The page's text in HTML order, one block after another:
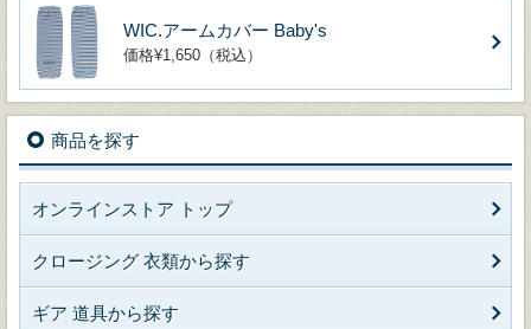
WIC.アームカバー Baby's
価格¥1,650（税込）
商品を探す
オンラインストア トップ
クロージング 衣類から探す
ギア 道具から探す